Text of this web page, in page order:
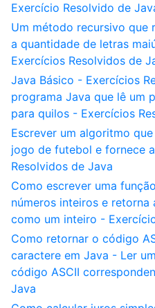
Exercício Resolvido de
Um método recursivo que
a quantidade de letras
Exercícios Resolvidos de
Java Básico - Exercícios
programa Java que lê um
para quilos - Exercícios
Escrever um algoritmo
jogo de futebol e fornece
Resolvidos de Java
Como escrever uma
números inteiros e retorna
como um inteiro -
Como retornar o código
caractere em Java - Ler
código ASCII
Java